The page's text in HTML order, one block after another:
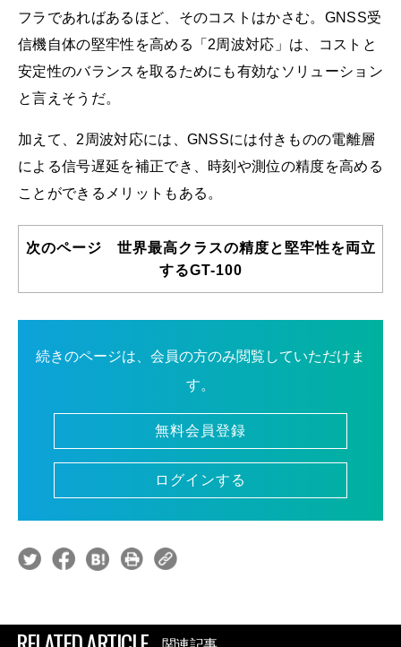
フラであればあるほど、そのコストはかさむ。GNSS受
信機自体の堅牢性を高める「2周波対応」は、コストと
安定性のバランスを取るためにも有効なソリューション
と言えそうだ。
加えて、2周波対応には、GNSSには付きものの電離層
による信号遅延を補正でき、時刻や測位の精度を高める
ことができるメリットもある。
次のページ 世界最高クラスの精度と堅牢性を両立
するGT-100
続きのページは、会員の方のみ閲覧していただけま
す。
無料会員登録
ログインする